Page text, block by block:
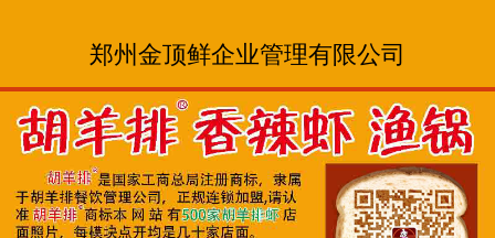
郑州金顶鲜企业管理有限公司